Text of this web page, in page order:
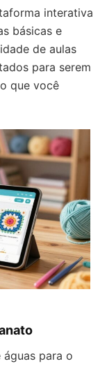
interativa
básicas e
de aulas
para serem
que você
para o